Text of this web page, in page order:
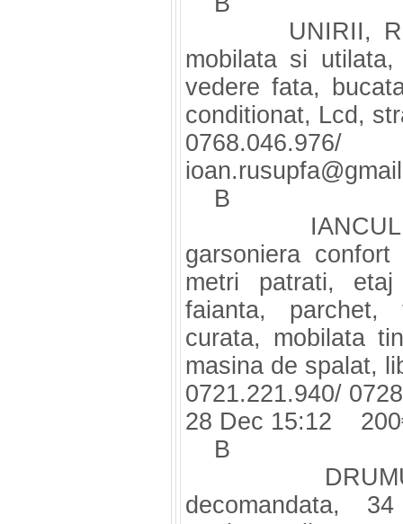
UNIRII, Rond
mobilata si
vedere fata,
conditionat, Lcd,
B
IANCULUI,
garsoniera
metri patrati,
faianta, parchet,
curata, mobilata
masina de spalat,
0721.221.940/
28 Dec 15:12
B
DRUMUL
decomandata,